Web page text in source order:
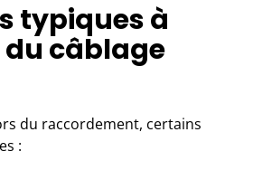
typiques à
câblage
du raccordement, certains
: